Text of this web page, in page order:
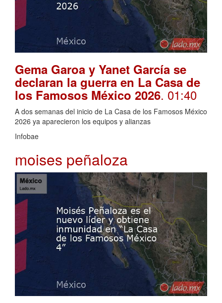
Gema Garoa y Yanet García se
declaran la guerra en La Casa de
los Famosos México 2026. 01:40
A dos semanas del inicio de La Casa de los Famosos México
2026 ya aparecieron los equipos y alianzas
Infobae
moises peñaloza